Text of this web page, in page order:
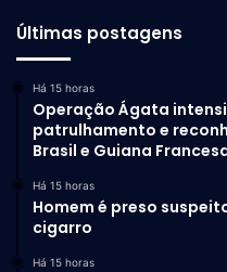
Últimas postagens
Há 15 horas
Operação Ágata
patrulhamento e
Brasil e Guiana
Há 15 horas
Homem é preso
cigarro
Há 15 horas